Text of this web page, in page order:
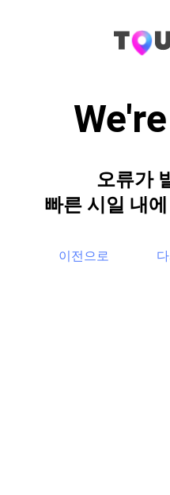
오류가
빠른 시일 내
이전으로